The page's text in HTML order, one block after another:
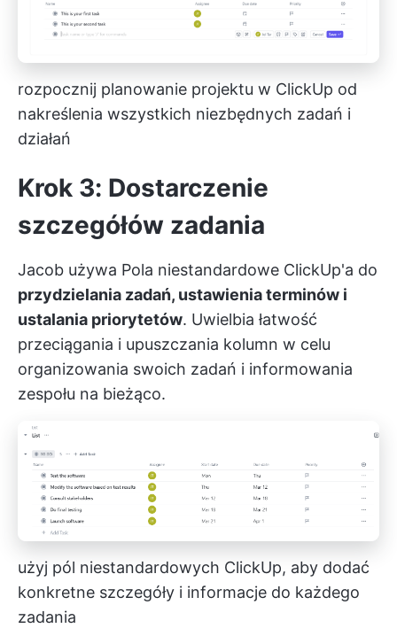
rozpocznij planowanie projektu w ClickUp od
nakreślenia wszystkich niezbędnych zadań i
działań
Krok 3: Dostarczenie
szczegółów zadania
Jacob używa Pola niestandardowe ClickUp'a do
przydzielania zadań, ustawienia terminów i
ustalania priorytetów. Uwielbia łatwość
przeciągania i upuszczania kolumn w celu
organizowania swoich zadań i informowania
zespołu na bieżąco.
użyj pól niestandardowych ClickUp, aby dodać
konkretne szczegóły i informacje do każdego
zadania